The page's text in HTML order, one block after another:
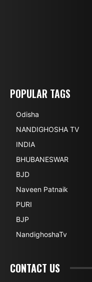
POPULAR TAGS
Odisha
NANDIGHOSHA TV
INDIA
BHUBANESWAR
BJD
Naveen Patnaik
PURI
BJP
NandighoshaTv
CONTACT US